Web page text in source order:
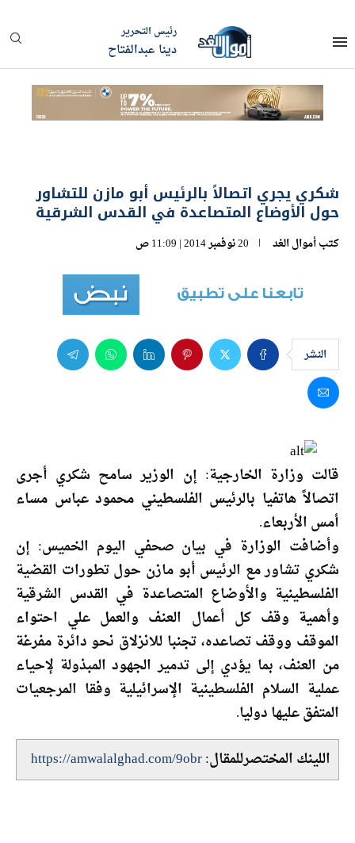
رئيس التحرير
دينا عبدالفتاح
شكري يجري اتصالاً بالرئيس أبو مازن للتشاور
حول الأوضاع المتصاعدة في القدس الشرقية
كتبأموال الغد 20 نوفمبر 2014 | 11:09 ص
النشر
قالت وزارة الخارجية: إن الوزير سامح شكري أجرى
اتصالاً هاتفيا بالرئيس الفلسطيني محمود عباس مساء
أمس الأربعاء.
وأضافت الوزارة في بيان صحفي اليوم الخميس: إن
شكري تشاور مع الرئيس أبو مازن حول تطورات القضية
الفلسطينية والأوضاع المتصاعدة في القدس الشرقية
وأهمية وقف كل أعمال العنف والعمل علي احتواء
الموقف ووقف تصاعده، تجنبا للانزلاق نحو دائرة مفرغة
من العنف، بما يؤدي إلى تدمير الجهود المبذولة لإحياء
عملية السلام الفلسطينية الإسرائيلية وفقا المرجعيات
المتفق عليها دوليا.
اللينك المختصرللمقال:https://amwalalghad.com/9obr